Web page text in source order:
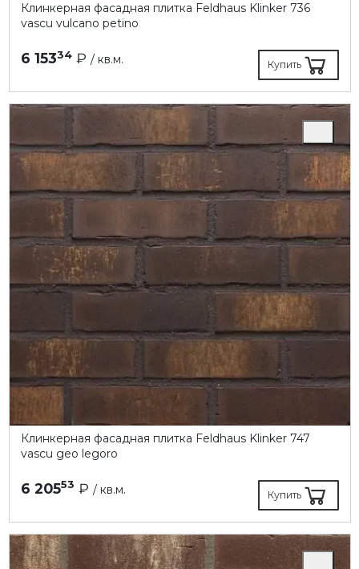
Клинкерная фасадная плитка Feldhaus Klinker 736
vascu vulcano petino
6 15334₽ / кв.м. Купить
Клинкерная фасадная плитка Feldhaus Klinker 747
vascu geo legoro
6 20553 ₽ / кв.м. Купить